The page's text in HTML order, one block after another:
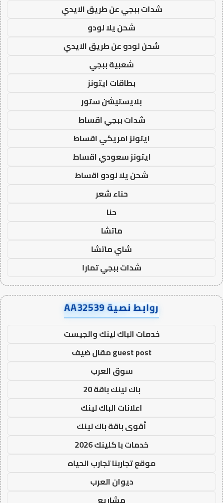
شدات ببجي عن طريق الايدي
شحن يلا لودو
شحن لودو عن طريق الايدي
شعبية ببجي
بطاقات ايتونز
بلايستيشن ستور
شدات ببجي اقساط
ايتونز امريكي اقساط
ايتونز سعودي اقساط
شحن يلا لودو اقساط
حناء شعر
حنا
ماتشا
شاي ماتشا
شدات ببجي تمارا
روابط نصية AA32539
خدمات الباك لينك والجيست
guest post مقال ضيف
سوق العرب
باك لينك باقة 20
اعلانات الباك لينك
أقوى باقة باك لينك
خدمات با كلينك 2026
موقع تجاربنا تجارب الحياه
ديوان العرب